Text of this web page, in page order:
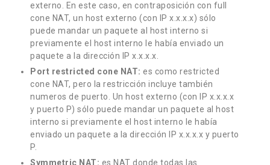
externo. En este caso, en contraposición con full
cone NAT, un host externo (con IP x.x.x.x) sólo
puede mandar un paquete al host interno si
previamente el host interno le había enviado un
paquete a la dirección IP x.x.x.x.
Port restricted cone NAT: es como restricted
cone NAT, pero la restricción incluye también
numeros de puerto. Un host externo (con IP x.x.x.x
y puerto P) sólo puede mandar un paquete al host
interno si previamente el host interno le había
enviado un paquete a la dirección IP x.x.x.x y puerto
P.
Symmetric NAT: es NAT donde todas las